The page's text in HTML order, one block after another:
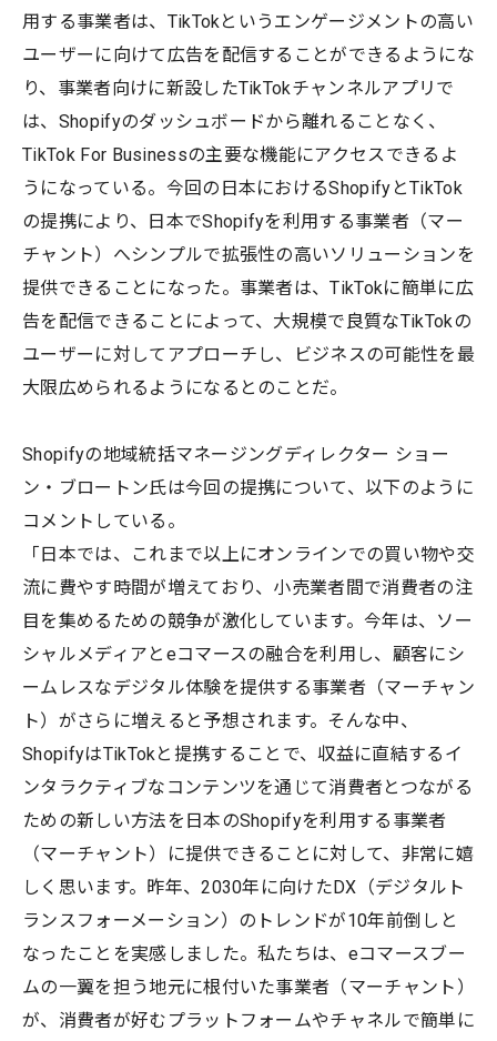
用する事業者は、TikTokというエンゲージメントの高い
ユーザーに向けて広告を配信することができるようにな
り、事業者向けに新設したTikTokチャンネルアプリで
は、Shopifyのダッシュボードから離れることなく、
TikTok For Businessの主要な機能にアクセスできるよ
うになっている。今回の日本におけるShopifyとTikTok
の提携により、日本でShopifyを利用する事業者（マー
チャント）へシンプルで拡張性の高いソリューションを
提供できることになった。事業者は、TikTokに簡単に広
告を配信できることによって、大規模で良質なTikTokの
ユーザーに対してアプローチし、ビジネスの可能性を最
大限広められるようになるとのことだ。
Shopifyの地域統括マネージングディレクター ショー
ン・ブロートン氏は今回の提携について、以下のように
コメントしている。
「日本では、これまで以上にオンラインでの買い物や交
流に費やす時間が増えており、小売業者間で消費者の注
目を集めるための競争が激化しています。今年は、ソー
シャルメディアとeコマースの融合を利用し、顧客にシ
ームレスなデジタル体験を提供する事業者（マーチャン
ト）がさらに増えると予想されます。そんな中、
ShopifyはTikTokと提携することで、収益に直結するイ
ンタラクティブなコンテンツを通じて消費者とつながる
ための新しい方法を日本のShopifyを利用する事業者
（マーチャント）に提供できることに対して、非常に嬉
しく思います。昨年、2030年に向けたDX（デジタルト
ランスフォーメーション）のトレンドが10年前倒しと
なったことを実感しました。私たちは、eコマースブー
ムの一翼を担う地元に根付いた事業者（マーチャント）
が、消費者が好むプラットフォームやチャネルで簡単に